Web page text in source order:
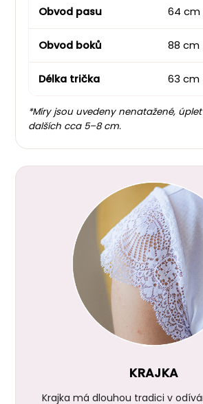
Obvod pasu 64 cm
Obvod boků 88 cm
Délka trička 63 cm
*Míry jsou uvedeny nenatažené,
dalších cca 5–8 cm.
KRAJKA
Krajka má dlouhou tradici v